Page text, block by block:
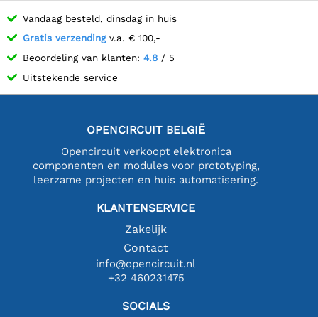
Vandaag besteld, dinsdag in huis
Gratis verzendingv.a. € 100,-
Beoordeling van klanten: 4.8 / 5
Uitstekende service
OPENCIRCUIT BELGIË
Opencircuit verkoopt elektronica
componenten en modules voor prototyping,
leerzame projecten en huis automatisering.
KLANTENSERVICE
Zakelijk
Contact
info@opencircuit.nl
+32 460231475
SOCIALS